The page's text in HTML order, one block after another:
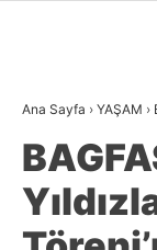
GALERİ
Ana Sayfa › YAŞAM ›